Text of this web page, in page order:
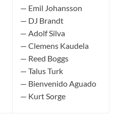
— Emil Johansson
— DJ Brandt
— Adolf Silva
— Clemens Kaudela
— Reed Boggs
— Talus Turk
— Bienvenido Aguado
— Kurt Sorge